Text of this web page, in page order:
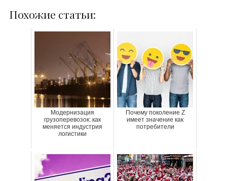
Похожие статьи:
Модернизация
грузоперевозок: как
меняется индустрия
логистики
Почему поколение Z
имеет значение как
потребители